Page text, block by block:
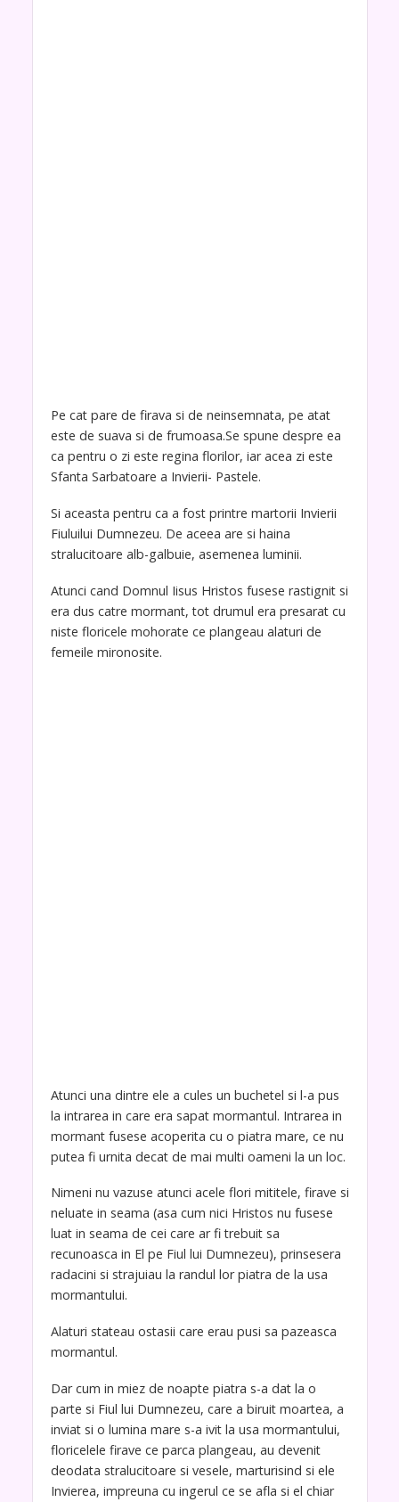
Pe cat pare de firava si de neinsemnata, pe atat
este de suava si de frumoasa.Se spune despre ea
ca pentru o zi este regina florilor, iar acea zi este
Sfanta Sarbatoare a Invierii- Pastele.
Si aceasta pentru ca a fost printre martorii Invierii
Fiuluilui Dumnezeu. De aceea are si haina
stralucitoare alb-galbuie, asemenea luminii.
Atunci cand Domnul Iisus Hristos fusese rastignit si
era dus catre mormant, tot drumul era presarat cu
niste floricele mohorate ce plangeau alaturi de
femeile mironosite.
Atunci una dintre ele a cules un buchetel si l-a pus
la intrarea in care era sapat mormantul. Intrarea in
mormant fusese acoperita cu o piatra mare, ce nu
putea fi urnita decat de mai multi oameni la un loc.
Nimeni nu vazuse atunci acele flori mititele, firave si
neluate in seama (asa cum nici Hristos nu fusese
luat in seama de cei care ar fi trebuit sa
recunoasca in El pe Fiul lui Dumnezeu), prinsesera
radacini si strajuiau la randul lor piatra de la usa
mormantului.
Alaturi stateau ostasii care erau pusi sa pazeasca
mormantul.
Dar cum in miez de noapte piatra s-a dat la o
parte si Fiul lui Dumnezeu, care a biruit moartea, a
inviat si o lumina mare s-a ivit la usa mormantului,
floricelele firave ce parca plangeau, au devenit
deodata stralucitoare si vesele, marturisind si ele
Invierea, impreuna cu ingerul ce se afla si el chiar